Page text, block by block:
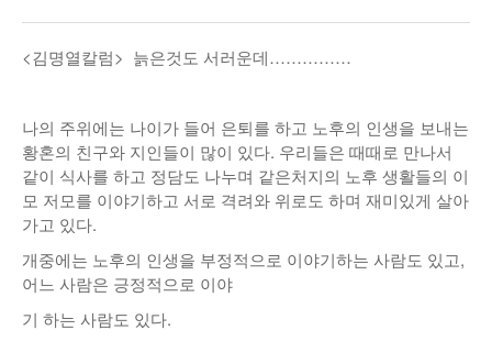
김명열칼럼
이명덕칼럼
김선옥칼럼
김원동칼럼
본보특집
100인선/독자광장
100인선
독자광장
여행
인근여행지
인터뷰/탐방
<김명열칼럼> 늙은것도 서러운데……………
나의 주위에는 나이가 들어 은퇴를 하고 노후의 인생을 보내는
황혼의 친구와 지인들이 많이 있다. 우리들은 때때로 만나서
같이 식사를 하고 정담도 나누며 같은처지의 노후 생활들의 이
모 저모를 이야기하고 서로 격려와 위로도 하며 재미있게 살아
가고 있다.
개중에는 노후의 인생을 부정적으로 이야기하는 사람도 있고,
어느 사람은 긍정적으로 이야
기 하는 사람도 있다.